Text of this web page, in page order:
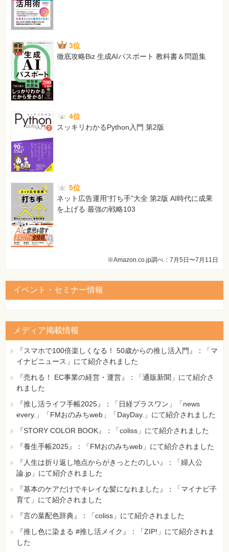
3位
徹底攻略Biz 生成AIパスポート 教科書＆問題集
4位
スッキリわかるPython入門 第2版
5位
ネット広告運用“打ち手”大全 第2版 AI時代に成果
を上げる 最強の戦略103
※Amazon.co.jp調べ：7月5日〜7月11日
イベント・セミナー情報
メディア掲載情報
『スマホで100倍楽しくなる！ 50歳からの推し活入門』：「マ
イナビニュース」にて紹介されました
『売れる！ EC事業の経営・運営』：「通販新聞」にて紹介さ
れました
『推し活ライフ手帳2025』：「日経プラスワン」「news
every.」「FMおのみちweb」「DayDay.」にて紹介されました
『STORY COLOR BOOK』：「coliss」にて紹介されました
『養生手帳2025』：「FMおのみちweb」にて紹介されました
『人生は折り返し地点からがきっとたのしい』：「婦人公
論.jp」にて紹介されました
『基本のケアだけでキレイな髪になれました』：「マイナビ子
育て」にて紹介されました
『言の葉配色辞典』：「coliss」にて紹介されました
『推し色に染まる #推し活メイク』：「ZIP!」にて紹介されま
した